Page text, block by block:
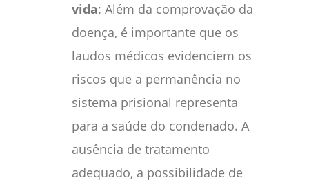
vida: Além da comprovação da
doença, é importante que os
laudos médicos evidenciem os
riscos que a permanência no
sistema prisional representa
para a saúde do condenado. A
ausência de tratamento
adequado, a possibilidade de